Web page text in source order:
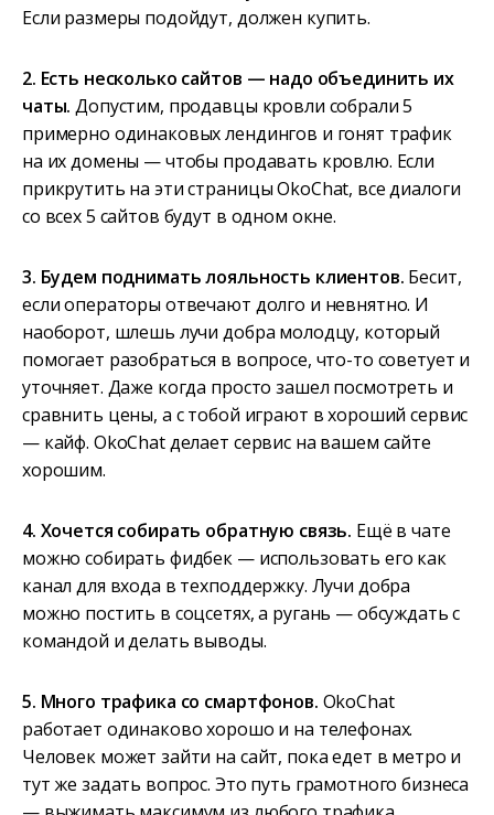
Если размеры подойдут, должен купить.
2. Есть несколько сайтов — надо объединить их
чаты. Допустим, продавцы кровли собрали 5
примерно одинаковых лендингов и гонят трафик
на их домены — чтобы продавать кровлю. Если
прикрутить на эти страницы OkoChat, все диалоги
со всех 5 сайтов будут в одном окне.
3. Будем поднимать лояльность клиентов. Бесит,
если операторы отвечают долго и невнятно. И
наоборот, шлешь лучи добра молодцу, который
помогает разобраться в вопросе, что-то советует и
уточняет. Даже когда просто зашел посмотреть и
сравнить цены, а с тобой играют в хороший сервис
— кайф. OkoChat делает сервис на вашем сайте
хорошим.
4. Хочется собирать обратную связь. Ещё в чате
можно собирать фидбек — использовать его как
канал для входа в техподдержку. Лучи добра
можно постить в соцсетях, а ругань — обсуждать с
командой и делать выводы.
5. Много трафика со смартфонов. OkoChat
работает одинаково хорошо и на телефонах.
Человек может зайти на сайт, пока едет в метро и
тут же задать вопрос. Это путь грамотного бизнеса